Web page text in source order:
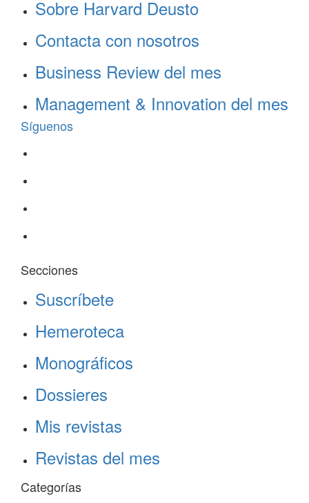
Sobre Harvard Deusto
Contacta con nosotros
Business Review del mes
Management & Innovation del mes
Síguenos
Secciones
Suscríbete
Hemeroteca
Monográficos
Dossieres
Mis revistas
Revistas del mes
Categorías